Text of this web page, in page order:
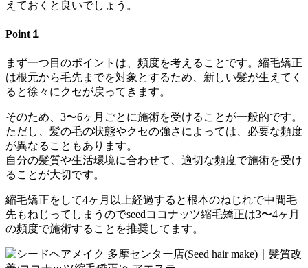
えておくと良いでしょう。
Point１
まず一つ目のポイントは、頻度を考えることです。 縮毛矯正
は根元から毛先までを対象とするため、 新しい髪が生えてく
ると徐々にクセが戻ってきます。
そのため、 3〜6ヶ月ごとに施術を受けることが一般的です。
ただし、 髪の毛の状態やクセの強さによっては、 必要な頻度
が異なることもあります。
自分の髪質や生活環境に合わせて、 適切な頻度で施術を受け
ることが大切です。
縮毛矯正をして4ヶ月以上経過すると根本のねじれで中間毛
先もね じってしまうのでseedココナッツ縮毛矯正は3〜4ヶ月
の頻度で施術することを推奨してます。